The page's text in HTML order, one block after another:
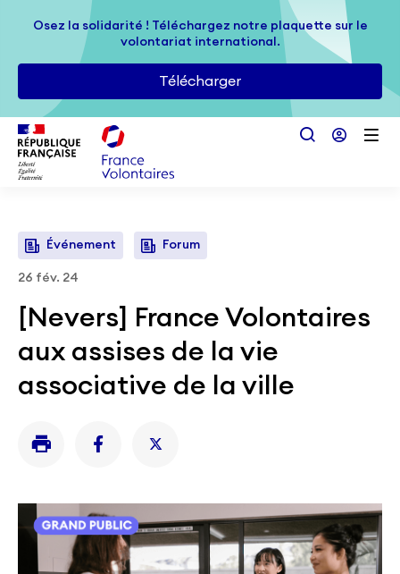
Passer au contenu principal
Osez la solidarité ! Téléchargez notre plaquette sur le
volontariat international.
Télécharger
Osez la solidarité ! Téléchargez notre plaquette sur le
volontariat international.
Télécharger
Événement Forum
26 fév. 24
[Nevers] France Volontaires
aux assises de la vie
associative de la ville